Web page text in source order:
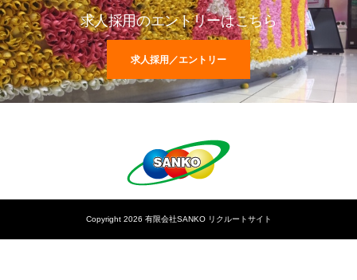
求人採用のエントリーはこちら
求人採用／エントリー
Copyright 2026 有限会社SANKO リクルートサイト